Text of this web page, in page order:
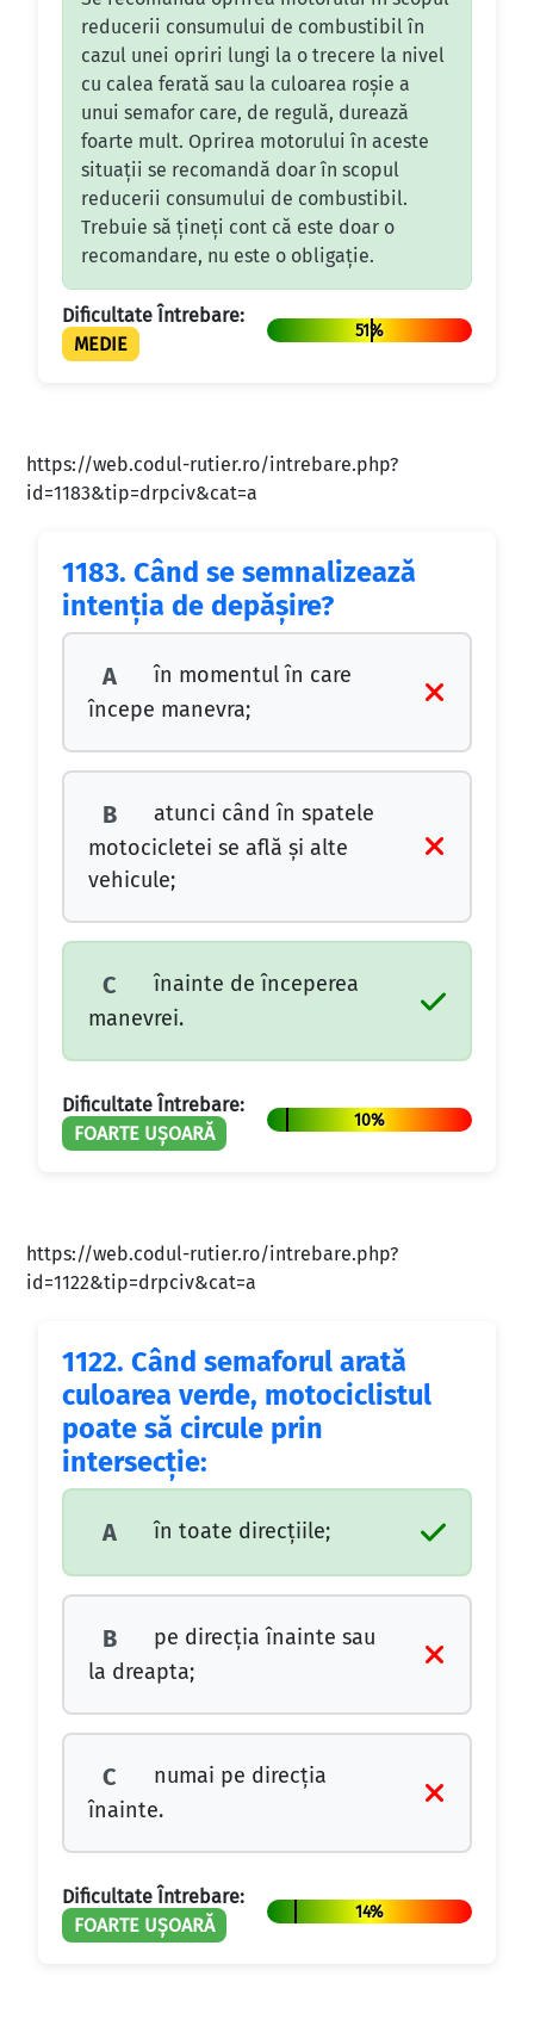
reducerii consumului de combustibil în
cazul unei opriri lungi la o trecere la nivel
cu calea ferată sau la culoarea roșie a
unui semafor care, de regulă, durează
foarte mult. Oprirea motorului în aceste
situații se recomandă doar în scopul
reducerii consumului de combustibil.
Trebuie să țineți cont că este doar o
recomandare, nu este o obligație.
Dificultate Întrebare:
MEDIE
51%
https://web.codul-rutier.ro/intrebare.php?
id=1183&tip=drpciv&cat=a
1183. Când se semnalizează
intenţia de depăşire?
A
în momentul în care
începe manevra;
B
atunci când în spatele
motocicletei se află şi alte
vehicule;
C
înainte de începerea
manevrei.
Dificultate Întrebare:
FOARTE UȘOARĂ
10%
https://web.codul-rutier.ro/intrebare.php?
id=1122&tip=drpciv&cat=a
1122. Când semaforul arată
culoarea verde, motociclistul
poate să circule prin
intersecţie:
A în toate direcţiile;
B
pe direcţia înainte sau
la dreapta;
C
numai pe direcţia
înainte.
Dificultate Întrebare:
FOARTE UȘOARĂ
14%